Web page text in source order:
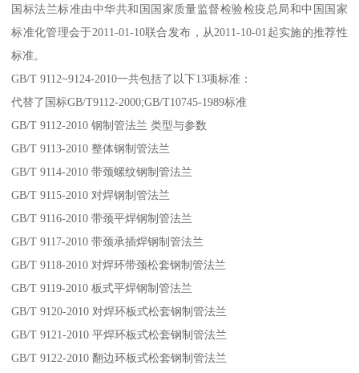
国标法兰标准由中华共和国国家质量监督检验检疫总局和中国国家
标准化管理会于2011-01-10联合发布，从2011-10-01起实施的推荐性
标准。
GB/T 9112~9124-2010一共包括了以下13项标准：
代替了国标GB/T9112-2000;GB/T10745-1989标准
GB/T 9112-2010 钢制管法兰 类型与参数
GB/T 9113-2010 整体钢制管法兰
GB/T 9114-2010 带颈螺纹钢制管法兰
GB/T 9115-2010 对焊钢制管法兰
GB/T 9116-2010 带颈平焊钢制管法兰
GB/T 9117-2010 带颈承插焊钢制管法兰
GB/T 9118-2010 对焊环带颈松套钢制管法兰
GB/T 9119-2010 板式平焊钢制管法兰
GB/T 9120-2010 对焊环板式松套钢制管法兰
GB/T 9121-2010 平焊环板式松套钢制管法兰
GB/T 9122-2010 翻边环板式松套钢制管法兰